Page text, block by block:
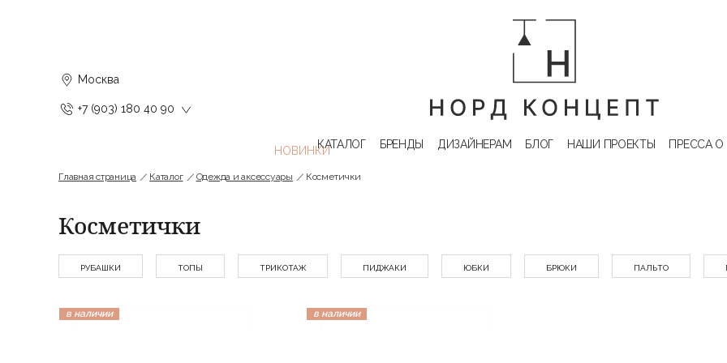
Москва
+7 (903) 180 40 90
КАТАЛОГ БРЕНДЫ ДИЗАЙНЕРАМ БЛОГ НАШИ ПРОЕКТЫ ПРЕССА О
Главная страница Каталог Одежда и аксессуары Косметички
Косметички
РУБАШКИ ТОПЫ ТРИКОТАЖ ПИДЖАКИ ЮБКИ БРЮКИ ПАЛЬТО
в наличии в наличии